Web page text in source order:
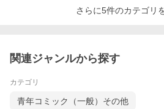
さらに5件のカテゴリ
関連ジャンルから探す
カテゴリ
青年コミック（一般）その他